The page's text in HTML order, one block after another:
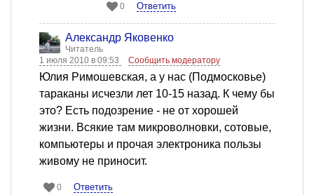
0 Ответить
Александр Яковенко
Читатель
1 июля 2010 в 09:53
Сообщить модератору
Юлия Римошевская, а у нас (Подмосковье)
тараканы исчезли лет 10-15 назад. К чему бы
это? Есть подозрение - не от хорошей
жизни. Всякие там микроволновки, сотовые,
компьютеры и прочая электроника пользы
живому не приносит.
0 Ответить